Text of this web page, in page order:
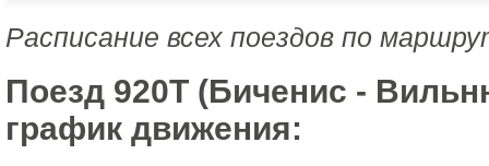
Расписание всех поездов по
Поезд 920Т (Биченис -
график движения: